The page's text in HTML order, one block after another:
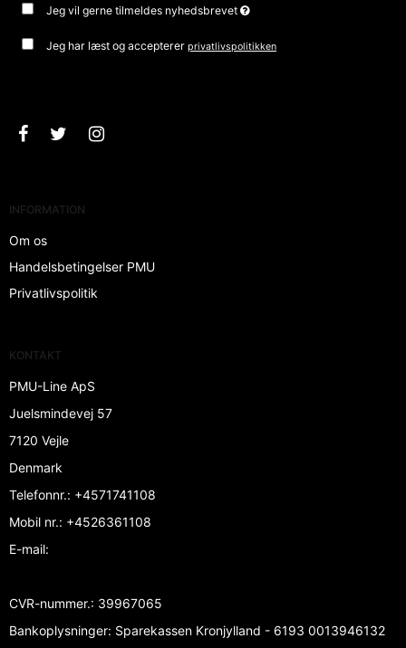
Jeg vil gerne tilmeldes nyhedsbrevet
Jeg har læst og acceptererprivatlivspolitikken
INFORMATION
Om os
Handelsbetingelser PMU
Privatlivspolitik
KONTAKT
PMU-Line ApS
Juelsmindevej 57
7120 Vejle
Denmark
Telefonnr.: +4571741108
Mobil nr.: +4526361108
E-mail:
CVR-nummer.: 39967065
Bankoplysninger: Sparekassen Kronjylland - 6193 0013946132